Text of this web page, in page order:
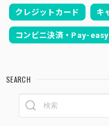
クレジットカード キ
コンビニ決済・Pay-easy
SEARCH